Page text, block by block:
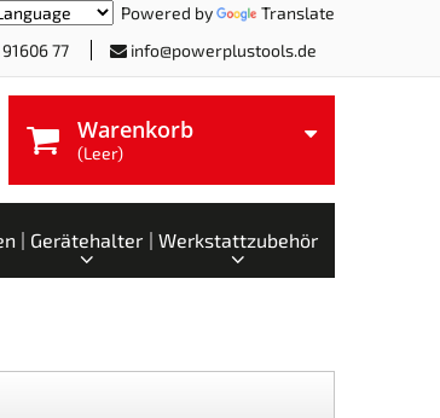
Powered by Translate
77 info@powerplustools.de
Warenkorb
(Leer)
Gerätehalter Werkstattzubehör